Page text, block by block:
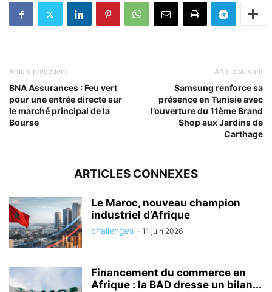
Article précédent
BNA Assurances : Feu vert
pour une entrée directe sur
le marché principal de la
Bourse
Article suivant
Samsung renforce sa
présence en Tunisie avec
l’ouverture du 11ème Brand
Shop aux Jardins de
Carthage
ARTICLES CONNEXES
Le Maroc, nouveau champion
industriel d’Afrique
challenges - 11 juin 2026
Financement du commerce en
Afrique : la BAD dresse un bilan...